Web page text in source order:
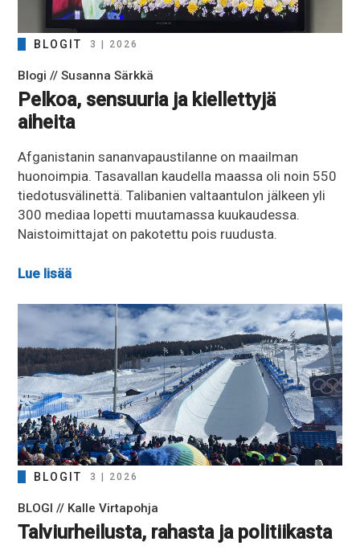
BLOGIT 3 | 2026
Blogi // Susanna Särkkä
Pelkoa, sensuuria ja kiellettyjä
aiheita
Afganistanin sananvapaustilanne on maailman
huonoimpia. Tasavallan kaudella maassa oli noin 550
tiedotusvälinettä. Talibanien valtaantulon jälkeen yli
300 mediaa lopetti muutamassa kuukaudessa.
Naistoimittajat on pakotettu pois ruudusta.
Lue lisää
BLOGIT 3 | 2026
BLOGI // Kalle Virtapohja
Talviurheilusta, rahasta ja politiikasta